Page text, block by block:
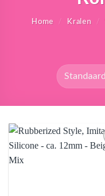
Home / Kralen /